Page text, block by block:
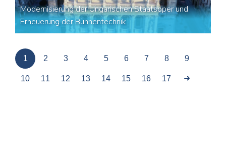
Modernisierung der Ungarischen Staatsoper und
Erneuerung der Bühnentechnik
1 2 3 4 5 6 7 8 9
10 11 12 13 14 15 16 17